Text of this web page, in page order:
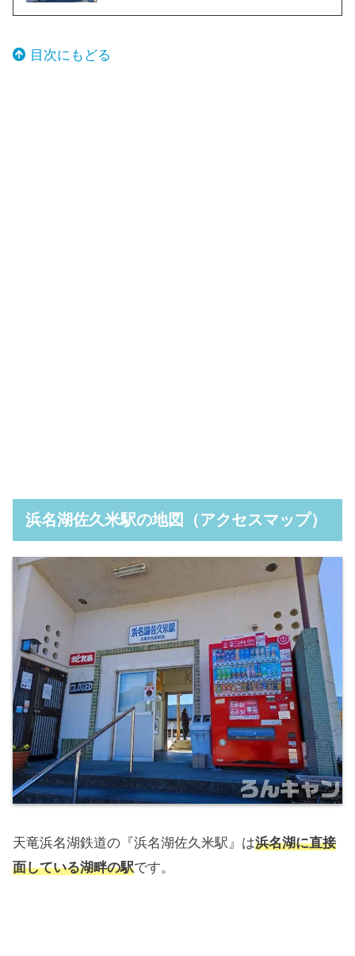
目次にもどる
浜名湖佐久米駅の地図（アクセスマップ）
天竜浜名湖鉄道の『浜名湖佐久米駅』は浜名湖に直接
面している湖畔の駅です。